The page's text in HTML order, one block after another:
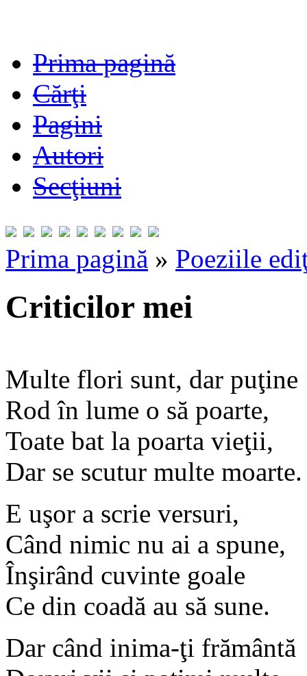
Prima pagină
Cărţi
Pagini
Autori
Secţiuni
Prima pagină » Poeziile
Criticilor mei
Multe flori sunt, dar puţine
Rod în lume o să poarte,
Toate bat la poarta vieţii,
Dar se scutur multe moarte.
E uşor a scrie versuri,
Când nimic nu ai a spune,
Înşirând cuvinte goale
Ce din coadă au să sune.
Dar când inima-ţi frământă